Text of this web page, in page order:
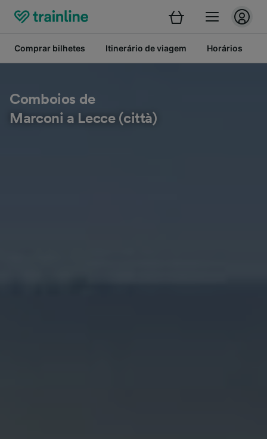
Comprar bilhetes Itinerário de viagem Horários
Comboios de
Marconi a Lecce (città)